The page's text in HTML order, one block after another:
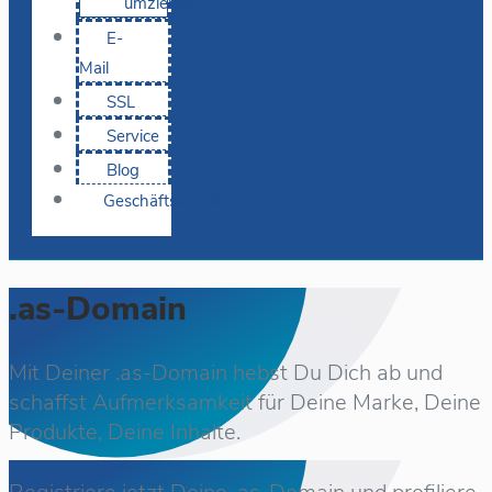
E-
Mail
SSL
Service
Blog
Geschäftskunden
.as-Domain
Mit Deiner .as-Domain hebst Du Dich ab und
schaffst Aufmerksamkeit für Deine Marke, Deine
Produkte, Deine Inhalte.